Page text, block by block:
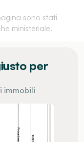
sono stati
ministeriale.
per
immobili